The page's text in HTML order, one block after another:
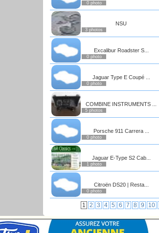
0 photo
NSU
3 photos
Excalibur Roadster S...
0 photo
Jaguar Type E Coupé ...
0 photo
COMBINE INSTRUMENTS ...
5 photos
Porsche 911 Carrera ...
0 photo
Jaguar E-Type S2 Cab...
1 photo
Citroën DS20 | Resta...
0 photo
1 2 3 4 5 6 7 8 9 10